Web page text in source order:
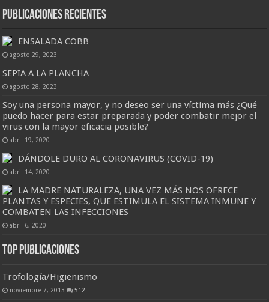
Publicaciones Recientes
ENSALADA COBB
agosto 29, 2023
SEPIA A LA PLANCHA
agosto 28, 2023
Soy una persona mayor, y no deseo ser una víctima más ¿Qué
puedo hacer para estar preparada y poder combatir mejor el
virus con la mayor eficacia posible?
abril 19, 2020
DÁNDOLE DURO AL CORONAVIRUS (COVID-19)
abril 14, 2020
LA MADRE NATURALEZA, UNA VEZ MÁS NOS OFRECE
PLANTAS Y ESPECIES, QUE ESTIMULA EL SISTEMA INMUNE Y
COMBATEN LAS INFECCIONES
abril 6, 2020
Top Publicaciones
Trofología/Higienismo
noviembre 7, 2013 512